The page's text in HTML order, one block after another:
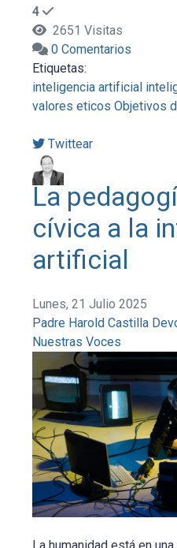
4
2651 Visitas
0 Comentarios
Etiquetas:
inteligencia artificial
valores eticos Objetivos
Twittear
La
cívica a la
artificial
Lunes, 21 Julio 2025
Padre Harold Castilla
Nuestras Voces
La humanidad está en